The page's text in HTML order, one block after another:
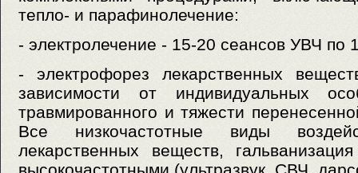
тепло- и парафинолечение:
- электролечение - 15-20 сеансов УВЧ по
- электрофорез лекарственных
зависимости от индивидуальных
травмированного и тяжести
Все низкочастотные виды
лекарственных веществ,